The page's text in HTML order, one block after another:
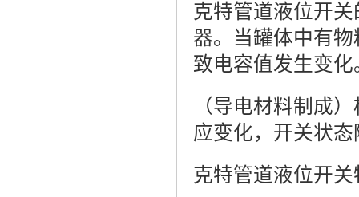
克特管道液位开
器。当罐体中有
致电容值发生变
（导电材料制成
应变化，开关状
克特管道液位开关